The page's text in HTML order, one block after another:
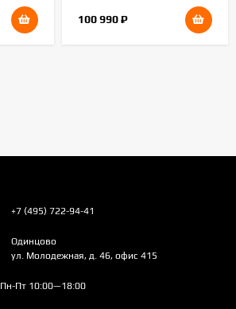
100 990₽
+7 (495) 722-94-41
Одинцово
ул. Молодежная, д. 46, офис 415
Пн-Пт 10:00—18:00